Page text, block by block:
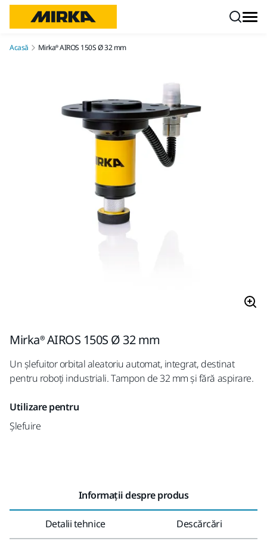
Acasă Mirka® AIROS 150S Ø 32 mm
Mirka® AIROS 150S Ø 32 mm
Un șlefuitor orbital aleatoriu automat, integrat, destinat
pentru roboți industriali. Tampon de 32 mm și fără aspirare.
Utilizare pentru
Șlefuire
Informații despre produs
Detalii tehnice Descărcări